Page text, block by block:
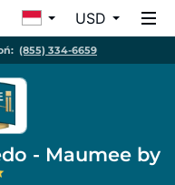
USD
(855) 334-6659
- Maumee by